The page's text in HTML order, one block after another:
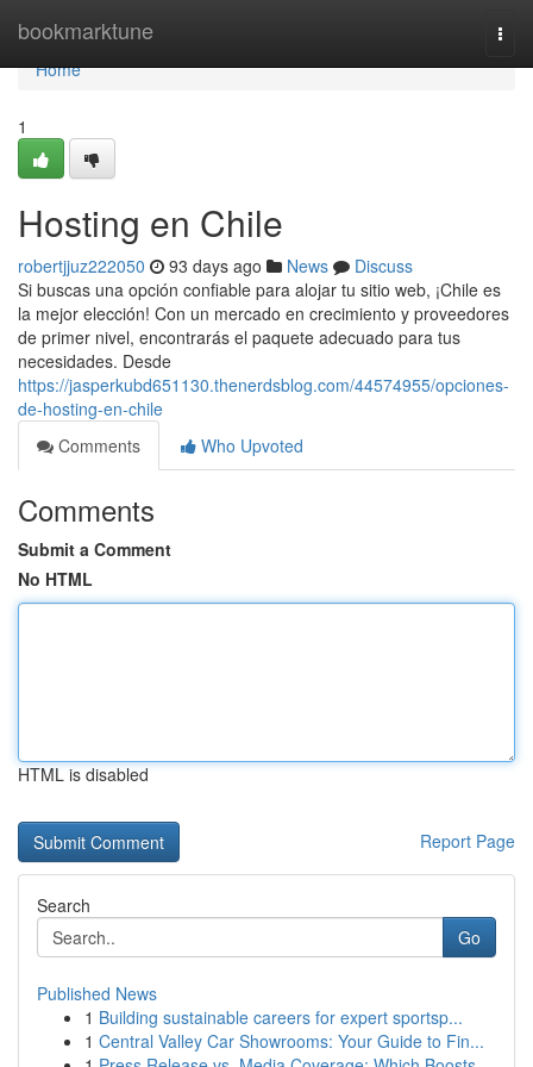
bookmarktune
Home
Home
1
Hosting en Chile
robertjjuz222050 93 days ago News
Discuss
Si buscas una opción confiable para alojar tu sitio web, ¡Chile es
la mejor elección! Con un mercado en crecimiento y proveedores
de primer nivel, encontrarás el paquete adecuado para tus
necesidades. Desde
https://jasperkubd651130.thenerdsblog.com/44574955/opciones-
de-hosting-en-chile
Comments
Who Upvoted
Comments
Submit a Comment
No HTML
HTML is disabled
Report Page
Search
Go
Published News
1 Building sustainable careers for expert sportsp...
1 Central Valley Car Showrooms: Your Guide to Fin...